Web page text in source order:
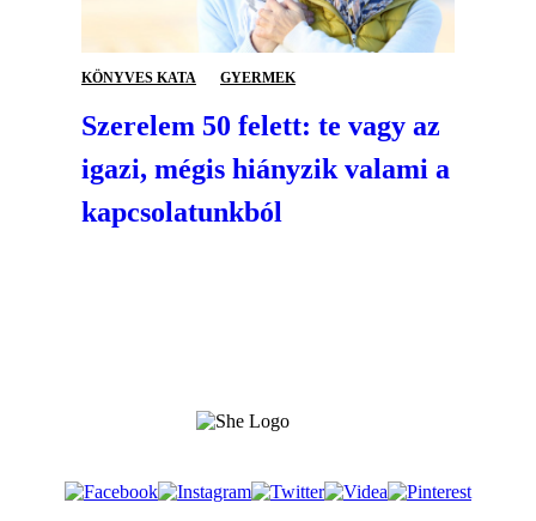
KÖNYVES KATA GYERMEK
Szerelem 50 felett: te vagy az
igazi, mégis hiányzik valami a
kapcsolatunkból